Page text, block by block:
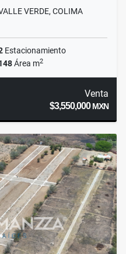
VERDE, COLIMA
Estacionamiento
Área m2
Venta
$3,550,000MXN